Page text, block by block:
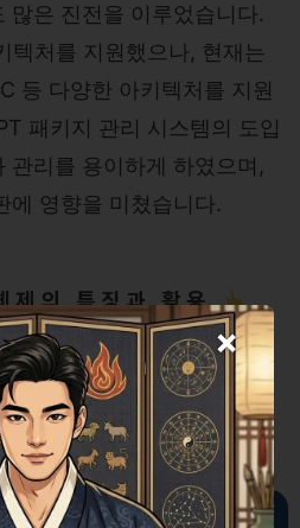
많은 진전을 이루었습니다.
텍처를 지원했으나, 현재는
등 다양한 아키텍처를 지원
패키지 관리 시스템의 도입
관리를 용이하게 하였으며,
에 영향을 미쳤습니다.
제의 특징과 활용
×